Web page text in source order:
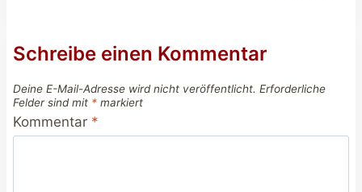
Schreibe einen Kommentar
Deine E-Mail-Adresse wird nicht veröffentlicht. Erforderliche
Felder sind mit * markiert
Kommentar *